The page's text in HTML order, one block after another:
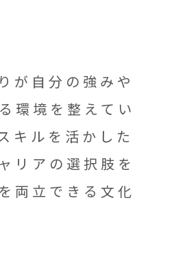
自分の強みや
環境を整えてい
キルを活かした
リアの選択肢を
両立できる文化